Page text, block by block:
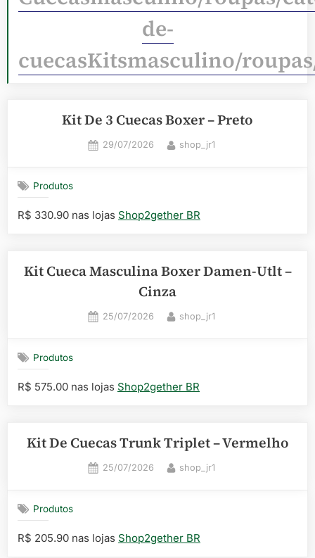
de-
cuecasKitsmasculino/
Kit De 3 Cuecas Boxer – Preto
Posted
29/07/2026 By
shop_jr1
Produtos
R$ 330.90 nas lojas Shop2gether BR
Kit Cueca Masculina Boxer Damen-Utlt –
Cinza
Posted
25/07/2026 By
shop_jr1
Produtos
R$ 575.00 nas lojas Shop2gether BR
Kit De Cuecas Trunk Triplet – Vermelho
Posted
25/07/2026 By
shop_jr1
Produtos
R$ 205.90 nas lojas Shop2gether BR